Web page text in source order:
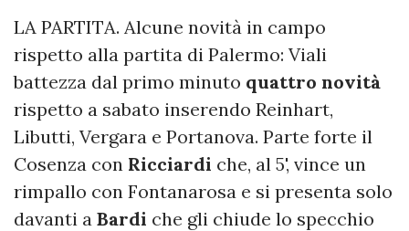
LA PARTITA. Alcune novità in campo
rispetto alla partita di Palermo: Viali
battezza dal primo minuto quattro novità
rispetto a sabato inserendo Reinhart,
Libutti, Vergara e Portanova. Parte forte il
Cosenza con Ricciardi che, al 5', vince un
rimpallo con Fontanarosa e si presenta solo
davanti a Bardi che gli chiude lo specchio